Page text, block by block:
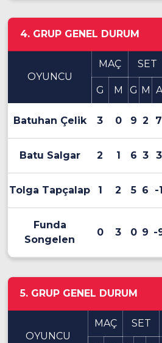
4. GRUP GENEL DURUM
OYUNCU
MAÇ SET
G
M G M A
Batuhan Çelik 3 0 9 2 7
Batu Salgar 2 1 6 3 3
Tolga Tapçalap 1 2 5 6 -1
Funda
Songelen
0 3 0 9 -
5. GRUP GENEL DURUM
OYUNCU
MAÇ SET